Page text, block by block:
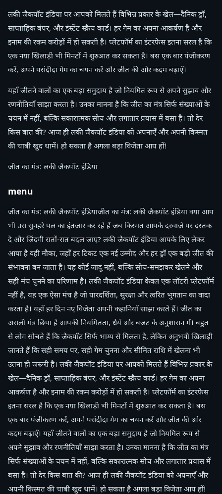
लकी जैकपॉट इंडिया पर आपको मिलते हैं विभिन्न प्रकार के खेल—दैनिक ड्रॉ,
साप्ताहिक बंपर, और इंस्टेंट स्क्रैच कार्ड। हर गेम का अपना आकर्षण है और
इनाम की रकम करोड़ों में हो सकती है। प्लेटफॉर्म का इंटरफेस इतना सरल है कि
एक नया खिलाड़ी भी मिनटों में शुरुआत कर सकता है। बस एक बार पंजीकरण
करें, अपने पसंदीदा गेम का चयन करें और जीत की ओर कदम बढ़ाएँ।
यहाँ जीतने वालों का एक बड़ा समुदाय है जो नियमित रूप से अपने सुझाव और
रणनीतियाँ साझा करता है। उनका मानना है कि जीत का मंत्र सिर्फ संख्याओं के
चयन में नहीं, बल्कि सकारात्मक सोच और लगातार प्रयास में बसा है। तो देर
किस बात की? आज ही लकी जैकपॉट इंडिया को अपनाएँ और अपनी किस्मत
की चाबी खुद थामें। हो सकता है अगला बड़ा विजेता आप हों!
जीत का मंत्र: लकी जैकपॉट इंडिया
menu
जीत का मंत्र: लकी जैकपॉट इंडियाजीत का मंत्र: लकी जैकपॉट इंडिया क्या आप
भी उस सुनहरे पल का इंतजार कर रहे हैं जब किस्मत आपके दरवाजे पर दस्तक
दे और जिंदगी रातों-रात बदल जाए? लकी जैकपॉट इंडिया आपके लिए लेकर
आया है वही मौका, जहाँ हर टिकट एक नई उम्मीद और हर ड्रॉ एक बड़ी जीत की
संभावना बन जाता है। यह कोई जादू नहीं, बल्कि सोच-समझकर खेलने और
सही मंच चुनने का परिणाम है। लकी जैकपॉट इंडिया केवल एक लॉटरी प्लेटफॉर्म
नहीं है, यह एक ऐसा मंच है जो पारदर्शिता, सुरक्षा और त्वरित भुगतान का वादा
करता है। यहाँ हर दिन नए विजेता अपनी कहानियाँ साझा करते हैं। जीत का
असली मंत्र छिपा है आपकी नियमितता, धैर्य और बजट के अनुशासन में। बहुत
से लोग सोचते हैं कि जैकपॉट सिर्फ भाग्य से मिलता है, लेकिन अनुभवी खिलाड़ी
जानते हैं कि सही समय पर, सही गेम चुनना और सीमित राशि में खेलना भी
उतना ही जरूरी है। लकी जैकपॉट इंडिया पर आपको मिलते हैं विभिन्न प्रकार के
खेल—दैनिक ड्रॉ, साप्ताहिक बंपर, और इंस्टेंट स्क्रैच कार्ड। हर गेम का अपना
आकर्षण है और इनाम की रकम करोड़ों में हो सकती है। प्लेटफॉर्म का इंटरफेस
इतना सरल है कि एक नया खिलाड़ी भी मिनटों में शुरुआत कर सकता है। बस
एक बार पंजीकरण करें, अपने पसंदीदा गेम का चयन करें और जीत की ओर
कदम बढ़ाएँ। यहाँ जीतने वालों का एक बड़ा समुदाय है जो नियमित रूप से
अपने सुझाव और रणनीतियाँ साझा करता है। उनका मानना है कि जीत का मंत्र
सिर्फ संख्याओं के चयन में नहीं, बल्कि सकारात्मक सोच और लगातार प्रयास में
बसा है। तो देर किस बात की? आज ही लकी जैकपॉट इंडिया को अपनाएँ और
अपनी किस्मत की चाबी खुद थामें। हो सकता है अगला बड़ा विजेता आप हों!